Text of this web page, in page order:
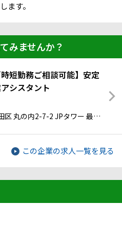
ます。
みませんか？
短勤務ご相談可能】安定
シスタント
区 丸の内2-7-2 JPタワー 最寄り：
この企業の求人一覧を見る